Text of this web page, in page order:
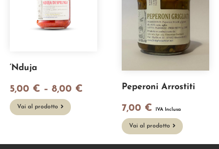
‘Nduja
5,00 € – 8,00 €
Vai al prodotto
Peperoni Arrostiti
7,00 € IVA Inclusa
Vai al prodotto